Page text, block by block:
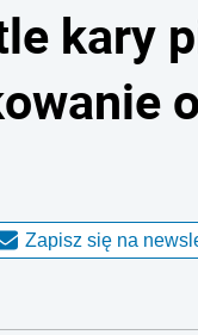
kary
Zapisz się na